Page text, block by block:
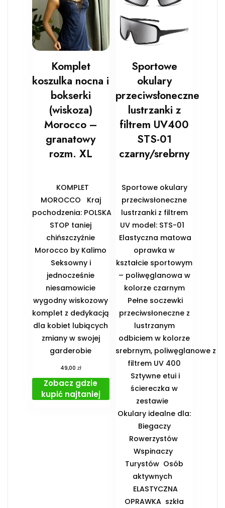
Komplet
koszulka nocna i
bokserki
(wiskoza)
Morocco –
granatowy
rozm. XL
KOMPLET
MOROCCO Kraj
pochodzenia: POLSKA
STOP taniej
chińszczyźnie
Morocco by Kalimo
Seksowny i
jednocześnie
niesamowicie
wygodny wiskozowy
komplet z dedykacją
dla kobiet lubiących
zmiany w swojej
garderobie
49,00 zł
Zobacz gdzie
kupić najtaniej
Sportowe
okulary
przeciwsłoneczne
lustrzanki z
filtrem UV400
STS-01
czarny/srebrny
Sportowe okulary
przeciwsłoneczne
lustrzanki z filtrem
UV model: STS-01
Elastyczna matowa
oprawka w
kształcie sportowym
– poliwęglanowa w
kolorze czarnym
Pełne soczewki
przeciwsłoneczne z
lustrzanym
odbiciem w kolorze
srebrnym, poliwęglanowe z
filtrem UV 400
Sztywne etui i
ściereczka w
zestawie
️Okulary idealne dla:
️ Biegaczy ️
Rowerzystów ️
Wspinaczy ️
Turystów ️ Osób
aktywnych
️ ELASTYCZNA
OPRAWKA ️ szkła